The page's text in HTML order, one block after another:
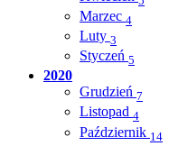
Marzec 4
Luty 3
Styczeń 5
2020
Grudzień 7
Listopad 4
Październik 14